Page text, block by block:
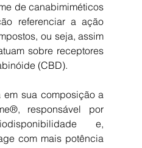
de canabimiméticos
referenciar a ação
ou seja, assim
sobre receptores
(CBD).
sua composição a
responsável por
e,
com mais potência